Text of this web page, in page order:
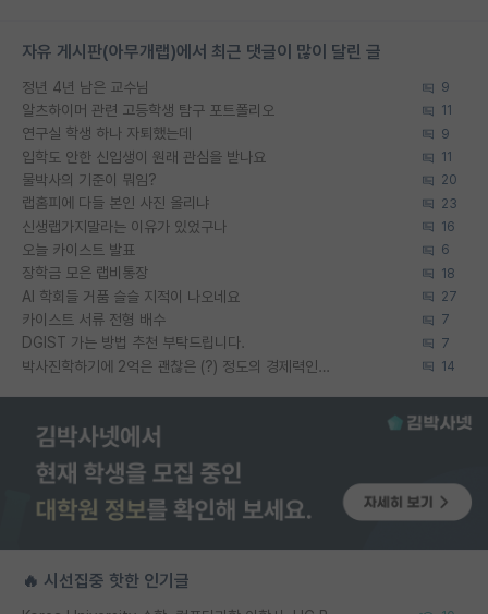
자유 게시판(아무개랩)에서 최근 댓글이 많이 달린 글
정년 4년 남은 교수님 9
알츠하이머 관련 고등학생 탐구 포트폴리오 11
연구실 학생 하나 자퇴했는데 9
입학도 안한 신입생이 원래 관심을 받나요 11
물박사의 기준이 뭐임? 20
랩홈피에 다들 본인 사진 올리냐 23
신생랩가지말라는 이유가 있었구나 16
오늘 카이스트 발표 6
장학금 모은 랩비통장 18
AI 학회들 거품 슬슬 지적이 나오네요 27
카이스트 서류 전형 배수 7
DGIST 가는 방법 추천 부탁드립니다. 7
박사진학하기에 2억은 괜찮은 (?) 정도의 경제력인가요 14
🔥 시선집중 핫한 인기글